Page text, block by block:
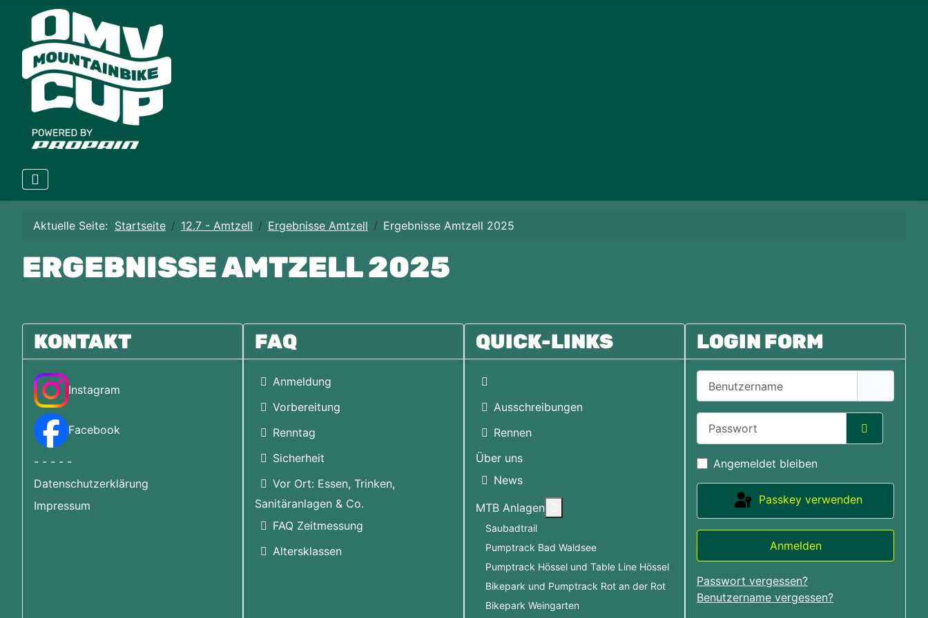
Aktuelle Seite: Startseite 12.7 - Amtzell Ergebnisse Amtzell Ergebnisse Amtzell 2025
ERGEBNISSE AMTZELL 2025
KONTAKT
Instagram
Facebook
- - - - -
Datenschutzerklärung
Impressum
FAQ
Anmeldung
Vorbereitung
Renntag
Sicherheit
Vor Ort: Essen, Trinken,
Sanitäranlagen & Co.
FAQ Zeitmessung
Altersklassen
QUICK-LINKS
Ausschreibungen
Rennen
Über uns
News
MTB Anlagen
Saubadtrail
Pumptrack Bad Waldsee
Pumptrack Hössel und Table Line Hössel
Bikepark und Pumptrack Rot an der Rot
Bikepark Weingarten
LOGIN FORM
Passwort
Angemeldet bleiben
Passkey verwenden
Anmelden
Passwort vergessen?
Benutzername vergessen?